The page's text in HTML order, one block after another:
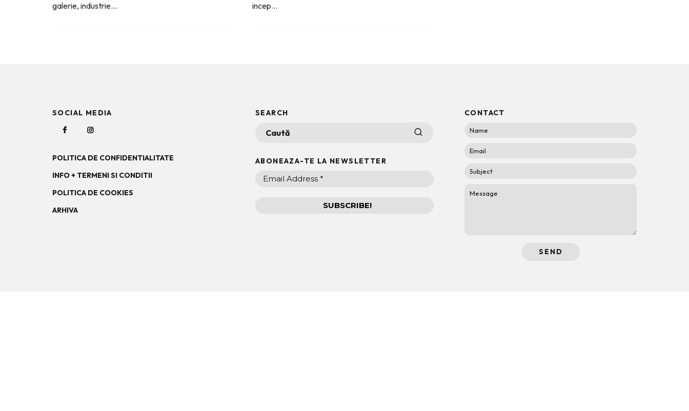
galerie, industrie...
incep...
SOCIAL MEDIA
POLITICA DE CONFIDENTIALITATE
INFO + TERMENI SI CONDITII
POLITICA DE COOKIES
ARHIVA
SEARCH
ABONEAZA-TE LA NEWSLETTER
CONTACT